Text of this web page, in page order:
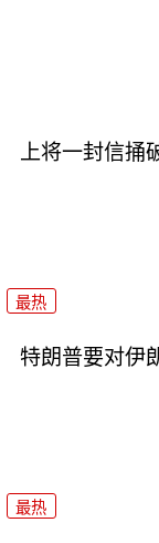
上将一封信捅
最热
特朗普要对伊
最热